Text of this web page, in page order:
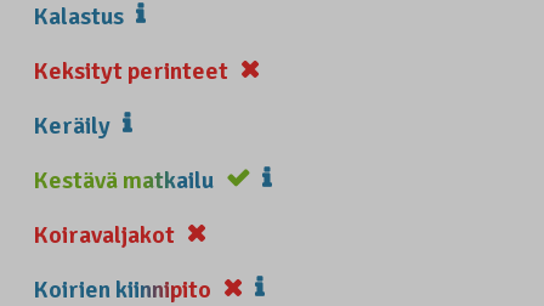
Kalastus
Keksityt perinteet
Keräily
Kestävä matkailu
Koiravaljakot
Koirien kiinnipito